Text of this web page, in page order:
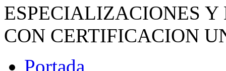
ESPECIALIZACIONES
CON CERTIFICACION
Portada